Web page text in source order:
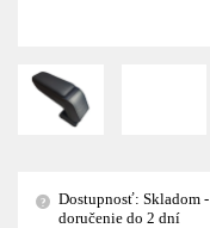
?
Dostupnosť: Skladom -
doručenie do 2 dní